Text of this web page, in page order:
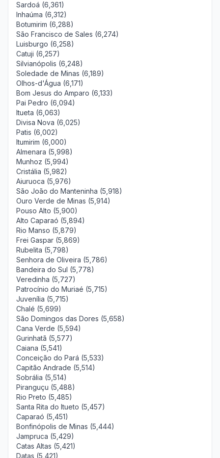
Sardoá (6,361)
Inhaúma (6,312)
Botumirim (6,288)
São Francisco de Sales (6,274)
Luisburgo (6,258)
Catuji (6,257)
Silvianópolis (6,248)
Soledade de Minas (6,189)
Olhos-d'Água (6,171)
Bom Jesus do Amparo (6,133)
Pai Pedro (6,094)
Itueta (6,063)
Divisa Nova (6,025)
Patis (6,002)
Itumirim (6,000)
Almenara (5,998)
Munhoz (5,994)
Cristália (5,982)
Aiuruoca (5,976)
São João do Manteninha (5,918)
Ouro Verde de Minas (5,914)
Pouso Alto (5,900)
Alto Caparaó (5,894)
Rio Manso (5,879)
Frei Gaspar (5,869)
Rubelita (5,798)
Senhora de Oliveira (5,786)
Bandeira do Sul (5,778)
Veredinha (5,727)
Patrocínio do Muriaé (5,715)
Juvenília (5,715)
Chalé (5,699)
São Domingos das Dores (5,658)
Cana Verde (5,594)
Gurinhatã (5,577)
Caiana (5,541)
Conceição do Pará (5,533)
Capitão Andrade (5,514)
Sobrália (5,514)
Piranguçu (5,488)
Rio Preto (5,485)
Santa Rita do Itueto (5,457)
Caparaó (5,451)
Bonfinópolis de Minas (5,444)
Jampruca (5,429)
Catas Altas (5,421)
Datas (5,421)